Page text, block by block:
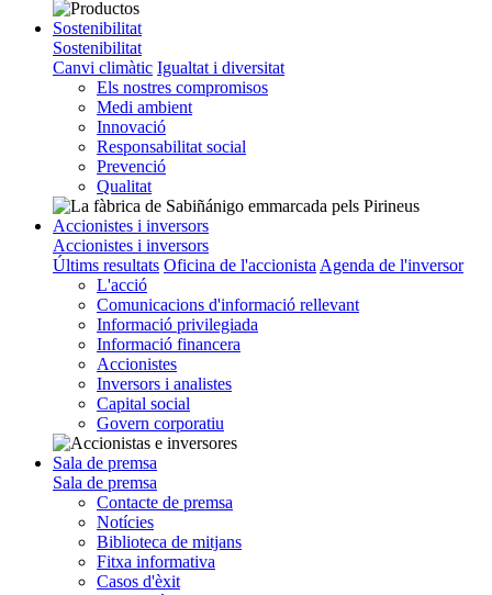
Sostenibilitat
Sostenibilitat
Canvi climàtic Igualtat i diversitat
Els nostres compromisos
Medi ambient
Innovació
Responsabilitat social
Prevenció
Qualitat
Accionistes i inversors
Accionistes i inversors
Últims resultats Oficina de l'accionista Agenda de l'inversor
L'acció
Comunicacions d'informació rellevant
Informació privilegiada
Informació financera
Accionistes
Inversors i analistes
Capital social
Govern corporatiu
Sala de premsa
Sala de premsa
Contacte de premsa
Notícies
Biblioteca de mitjans
Fitxa informativa
Casos d'èxit